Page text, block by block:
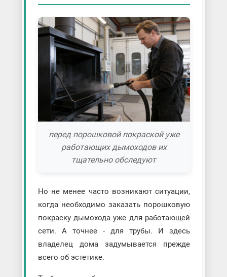
перед порошковой покраской уже
работающих дымоходов их
тщательно обследуют
Но не менее часто возникают ситуации,
когда необходимо заказать порошковую
покраску дымохода уже для работающей
сети. А точнее - для трубы. И здесь
владелец дома задумывается прежде
всего об эстетике.